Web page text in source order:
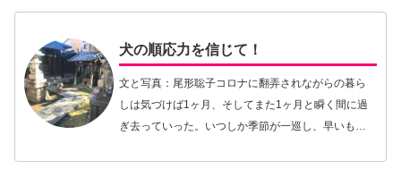
犬の順応力を信じて！
文と写真：尾形聡子コロナに翻弄されながらの暮ら
しは気づけば1ヶ月、そしてまた1ヶ月と瞬く間に過
ぎ去っていった。いつしか季節が一巡し、早いもの